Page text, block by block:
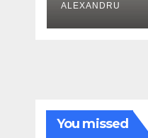
ALEXANDRU
You missed